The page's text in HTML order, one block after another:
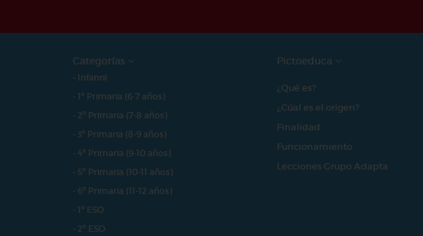
Categorías
- Infantil
- 1º Primaria (6-7 años)
- 2º Primaria (7-8 años)
- 3º Primaria (8-9 años)
- 4º Primaria (9-10 años)
- 5º Primaria (10-11 años)
- 6º Primaria (11-12 años)
- 1º ESO
- 2º ESO
Pictoeduca
¿Qué es?
¿Cúal es el origen?
Finalidad
Funcionamiento
Lecciones Grupo Adapta